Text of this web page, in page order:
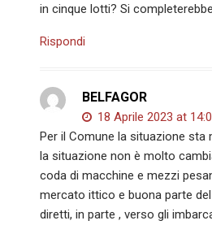
in cinque lotti? Si
Rispondi
BELFAGOR
18 Aprile 2023 at
Per il Comune la situazione sta
la situazione non è molto
coda di macchine e mezzi
mercato ittico e buona parte
diretti, in parte , verso gli